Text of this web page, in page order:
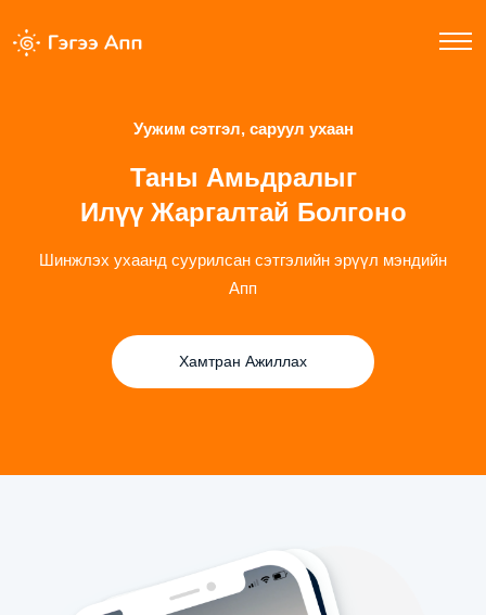
Уужим сэтгэл, саруул ухаан
Таны Амьдралыг
Илүү Жаргалтай Болгоно
Шинжлэх ухаанд суурилсан сэтгэлийн эрүүл мэндийн
Апп
Хамтран Ажиллах